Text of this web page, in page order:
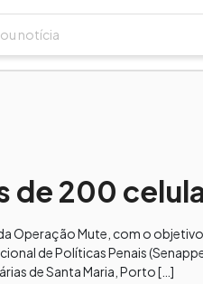
de 200
Operação Mute, com o
de Políticas Penais
de Santa Maria, Porto […]